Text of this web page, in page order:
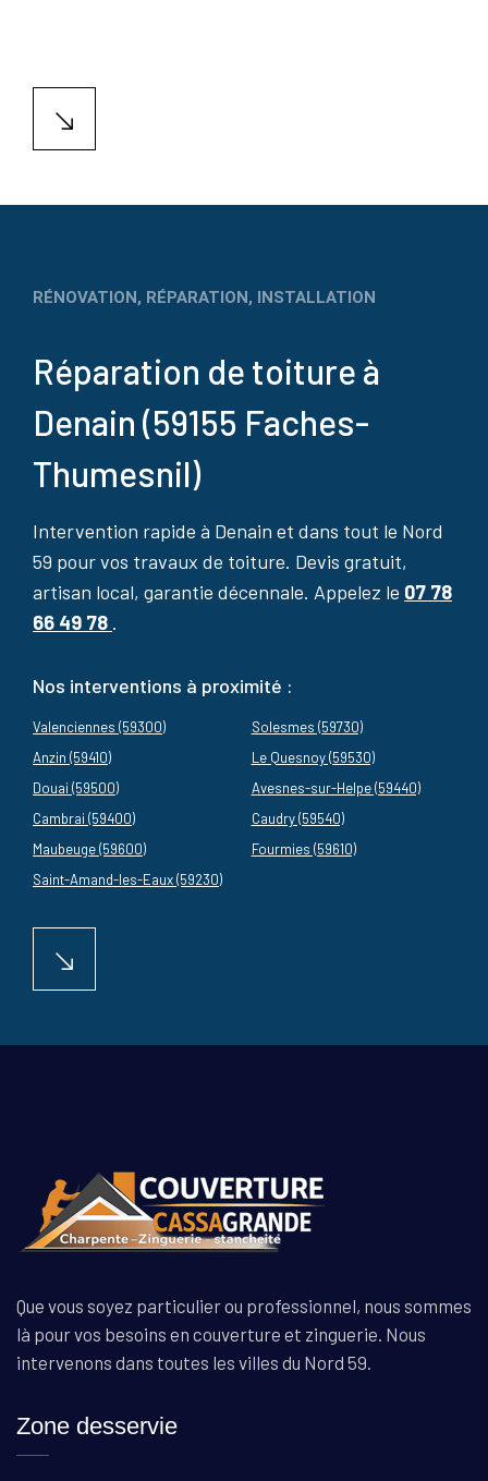
RÉNOVATION, RÉPARATION, INSTALLATION
Réparation de toiture à
Denain (59155 Faches-
Thumesnil)
Intervention rapide à Denain et dans tout le Nord
59 pour vos travaux de toiture. Devis gratuit,
artisan local, garantie décennale. Appelez le 07 78
66 49 78 .
Nos interventions à proximité :
Valenciennes (59300)
Anzin (59410)
Douai (59500)
Cambrai (59400)
Maubeuge (59600)
Saint-Amand-les-Eaux (59230)
Solesmes (59730)
Le Quesnoy (59530)
Avesnes-sur-Helpe (59440)
Caudry (59540)
Fourmies (59610)
Que vous soyez particulier ou professionnel, nous sommes
là pour vos besoins en couverture et zinguerie. Nous
intervenons dans toutes les villes du Nord 59.
Zone desservie